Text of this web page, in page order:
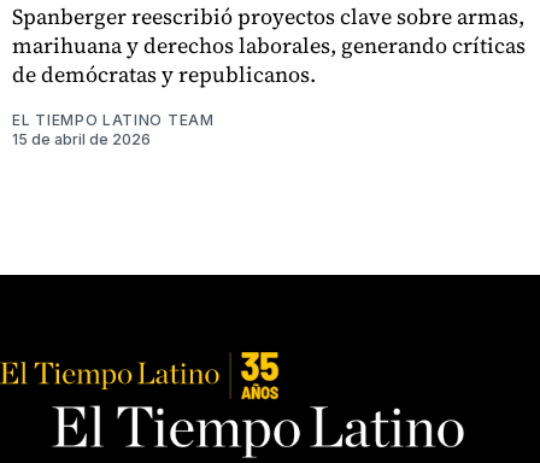
Spanberger reescribió proyectos clave sobre armas,
marihuana y derechos laborales, generando críticas
de demócratas y republicanos.
EL TIEMPO LATINO TEAM
15 de abril de 2026